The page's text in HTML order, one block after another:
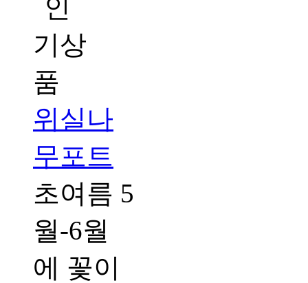
위실나
무포트
초여름 5
월-6월
에 꽃이